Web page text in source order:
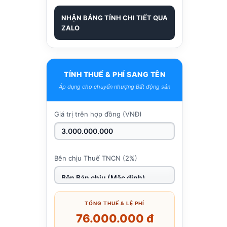
NHẬN BẢNG TÍNH CHI TIẾT QUA
ZALO
TÍNH THUẾ & PHÍ SANG TÊN
Áp dụng cho chuyển nhượng Bất động sản
Giá trị trên hợp đồng (VNĐ)
Bên chịu Thuế TNCN (2%)
TỔNG THUẾ & LỆ PHÍ
76.000.000 đ